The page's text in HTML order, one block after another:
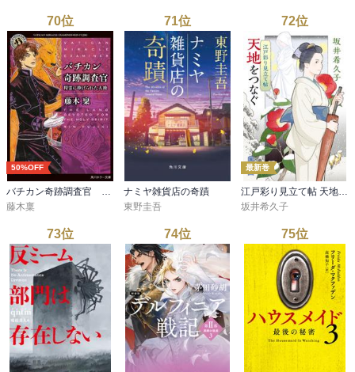
70位
50%OFF
バチカン奇跡調査官 精霊に捧げられた大地
藤木稟
71位
ナミヤ雑貨店の奇蹟
東野圭吾
72位
最新巻
江戸彩り見立て帖 天地をつなぐ
坂井希久子
73位 74位 75位